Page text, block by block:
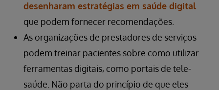
desenharam estratégias em saúde digital
que podem fornecer recomendações.
As organizações de prestadores de serviços
podem treinar pacientes sobre como utilizar
ferramentas digitais, como portais de tele-
saúde. Não parta do princípio de que eles